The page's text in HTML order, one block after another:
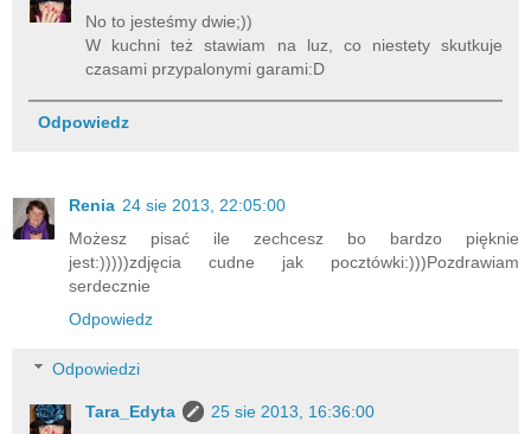
No to jesteśmy dwie;))
W kuchni też stawiam na luz, co niestety skutkuje
czasami przypalonymi garami:D
Odpowiedz
Renia 24 sie 2013, 22:05:00
Możesz pisać ile zechcesz bo bardzo pięknie
jest:)))))zdjęcia cudne jak pocztówki:)))Pozdrawiam
serdecznie
Odpowiedz
Odpowiedzi
Tara_Edyta 25 sie 2013, 16:36:00